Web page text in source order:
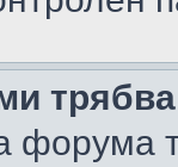
форума